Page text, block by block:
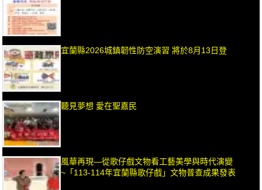
宜蘭縣2026城鎮韌性防空演習 將於8月13日登
聽見夢想 愛在聖嘉民
風華再現—從歌仔戲文物看工藝美學與時代演變
~「113-114年宜蘭縣歌仔戲」文物普查成果發表